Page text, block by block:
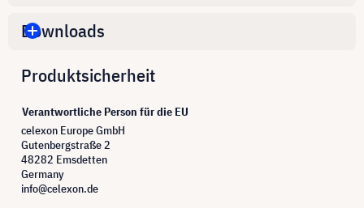
Downloads
Produktsicherheit
Verantwortliche Person für die EU
celexon Europe GmbH
Gutenbergstraße 2
48282 Emsdetten
Germany
info@celexon.de